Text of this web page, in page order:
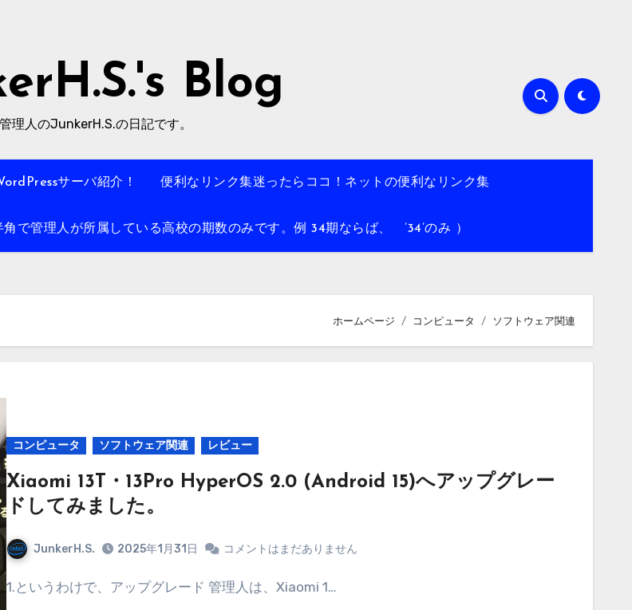
Blog
管理人のJunkerH.S.の日記です。
サーバ紹介！ 便利なリンク集迷ったらココ！ネットの便利なリンク集
で管理人が所属している高校の期数のみです。例 34期ならば、 ’34’のみ ）
ホームページ コンピュータ ソフトウェア関連
コンピュータ ソフトウェア関連 レビュー
Xiaomi 13T・13Pro HyperOS 2.0 (Android 15)へアップグレー
ドしてみました。
JunkerH.S. 2025年1月31日 コメントはまだありません
1.というわけで、アップグレード 管理人は、Xiaomi 1…